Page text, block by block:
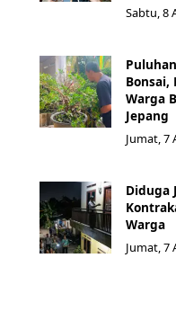
Sabtu, 8
Bonsai,
Warga
Jepang
Jumat, 7
Diduga
Warga
Jumat, 7